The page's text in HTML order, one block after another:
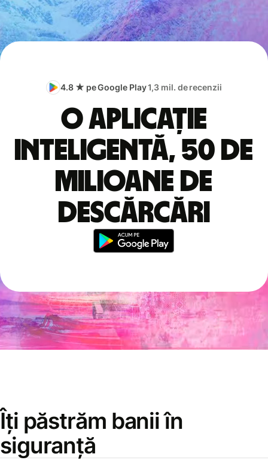
4.8 ★ pe Google Play1,3 mil. de recenzii
O aplicație
inteligentă, 50 de
milioane de
descărcări
Îți păstrăm banii în
siguranță